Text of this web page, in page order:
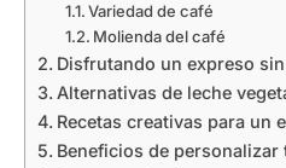
Variedad de café
Molienda del café
Disfrutando un expreso
Alternativas de leche
Recetas creativas para un
Beneficios de personalizar